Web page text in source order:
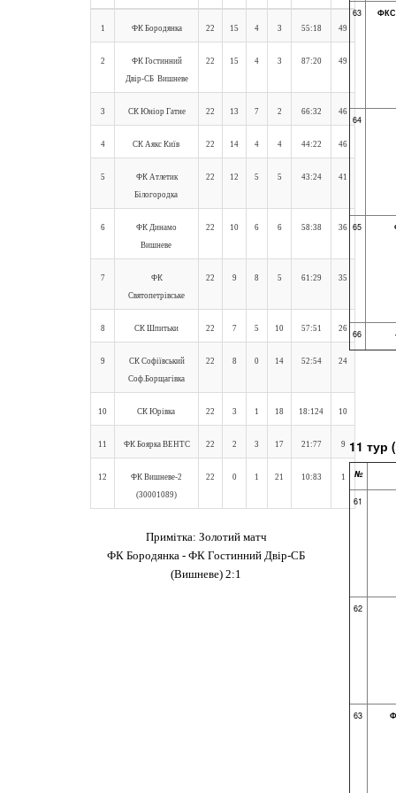
1 ФК Бородянка 22 15 4 3 55:18 49
2
ФК Гостинний
Двір-СБ Вишневе
22 15 4 3 87:20 49
3 СК Юніор Гатне 22 13 7 2 66:32 46
4 СК Аякс Київ 22 14 4 4 44:22 46
5
ФК Атлетик
Білогородка
22 12 5 5 43:24 41
6
ФК Динамо
Вишневе
22 10 6 6 58:38 36
7
ФК
Святопетрівське
22 9 8 5 61:29 35
8 СК Шпитьки 22 7 5 10 57:51 26
9
СК Софіївський
Соф.Борщагівка
22 8 0 14 52:54 24
10 СК Юрівка 22 3 1 18 18:124 10
11 ФК Боярка ВЕНТС 22 2 3 17 21:77 9
12
ФК Вишневе-2
(30001089)
22 0 1 21 10:83 1
Примітка: Золотий матч
ФК Бородянка - ФК Гостинний Двір-СБ
(Вишневе) 2:1
СК
63
64
65
66
11 тур
№
61
62
63